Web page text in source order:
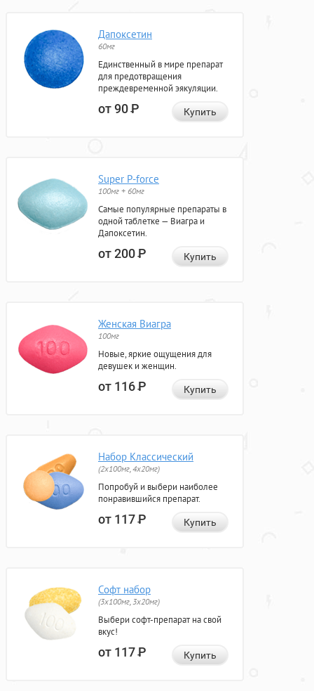
Дапоксетин
60мг
Единственный в мире препарат
для предотвращения
преждевременной эякуляции.
от 90Р Купить
Super P-force
100мг + 60мг
Самые популярные препараты в
одной таблетке — Виагра и
Дапоксетин.
от 200Р Купить
Женская Виагра
100мг
Новые, яркие ощущения для
девушек и женщин.
от 116Р Купить
Набор Классический
(2x100мг, 4x20мг)
Попробуй и выбери наиболее
понравившийся препарат.
от 117Р Купить
Софт набор
(3x100мг, 3x20мг)
Выбери софт-препарат на свой
вкус!
от 117Р Купить